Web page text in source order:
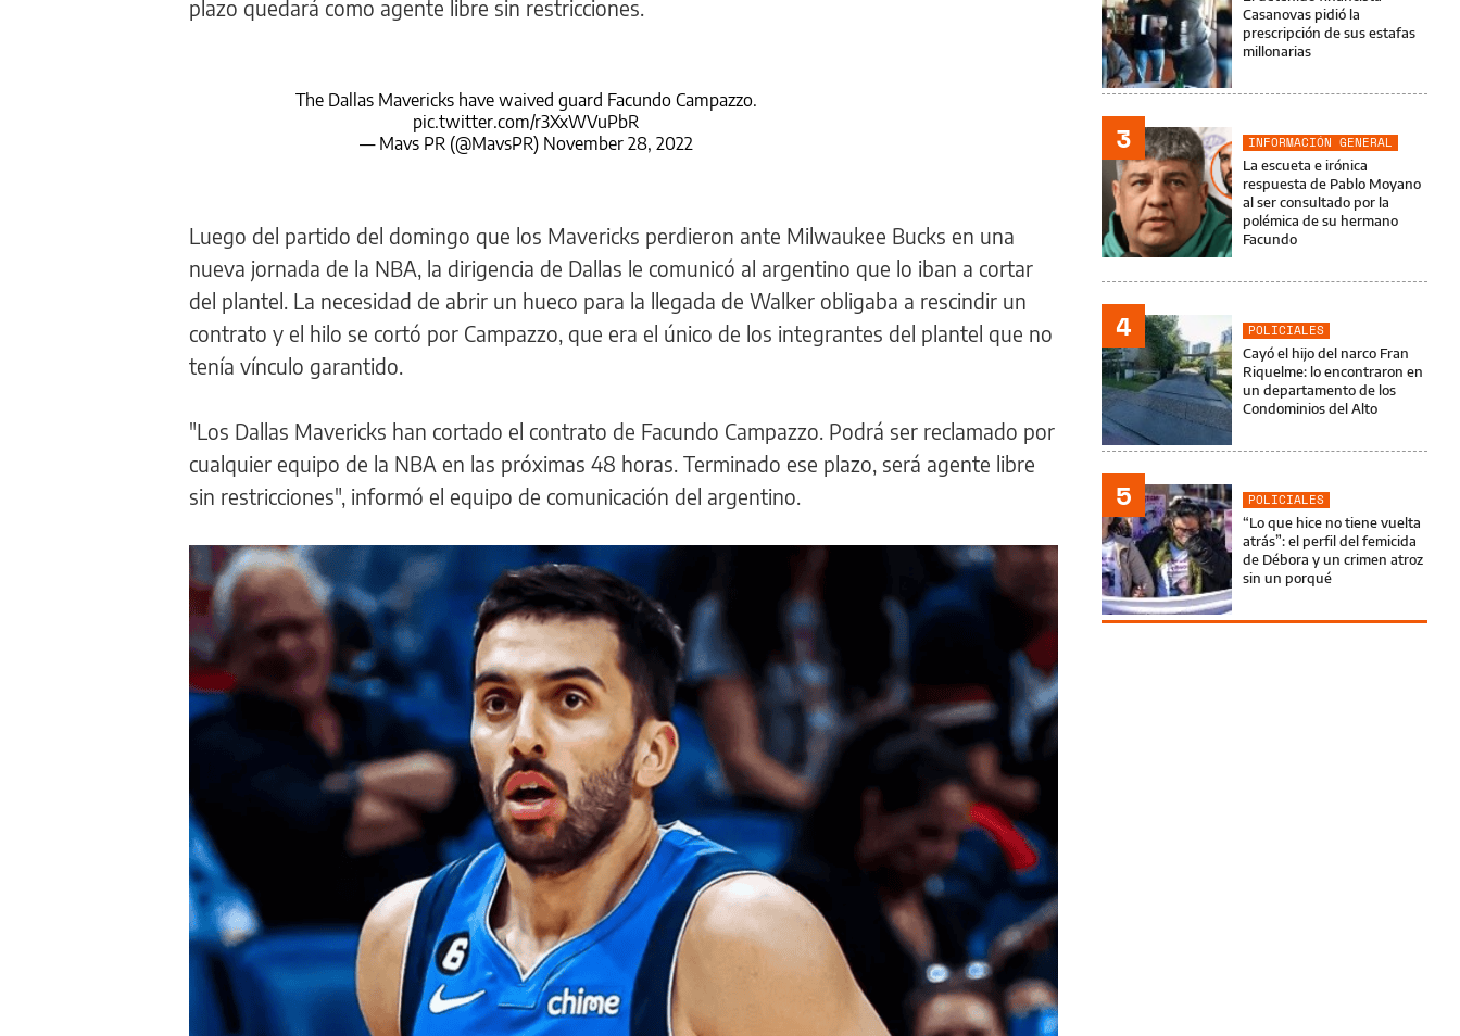
plazo quedará como agente libre sin restricciones.
The Dallas Mavericks have waived guard Facundo Campazzo.
pic.twitter.com/r3XxWVuPbR
— Mavs PR (@MavsPR) November 28, 2022
Luego del partido del domingo que los Mavericks perdieron ante Milwaukee Bucks en una
nueva jornada de la NBA, la dirigencia de Dallas le comunicó al argentino que lo iban a cortar
del plantel. La necesidad de abrir un hueco para la llegada de Walker obligaba a rescindir un
contrato y el hilo se cortó por Campazzo, que era el único de los integrantes del plantel que no
tenía vínculo garantido.
"Los Dallas Mavericks han cortado el contrato de Facundo Campazzo. Podrá ser reclamado por
cualquier equipo de la NBA en las próximas 48 horas. Terminado ese plazo, será agente libre
sin restricciones", informó el equipo de comunicación del argentino.
Casanovas pidió la
prescripción de sus estafas
millonarias
3
INFORMACIÓN GENERAL
La escueta e irónica
respuesta de Pablo Moyano
al ser consultado por la
polémica de su hermano
Facundo
4
POLICIALES
Cayó el hijo del narco Fran
Riquelme: lo encontraron en
un departamento de los
Condominios del Alto
5
POLICIALES
“Lo que hice no tiene vuelta
atrás”: el perfil del femicida
de Débora y un crimen atroz
sin un porqué